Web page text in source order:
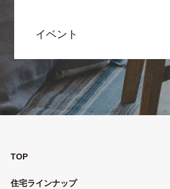
イベント
TOP
住宅ラインナップ